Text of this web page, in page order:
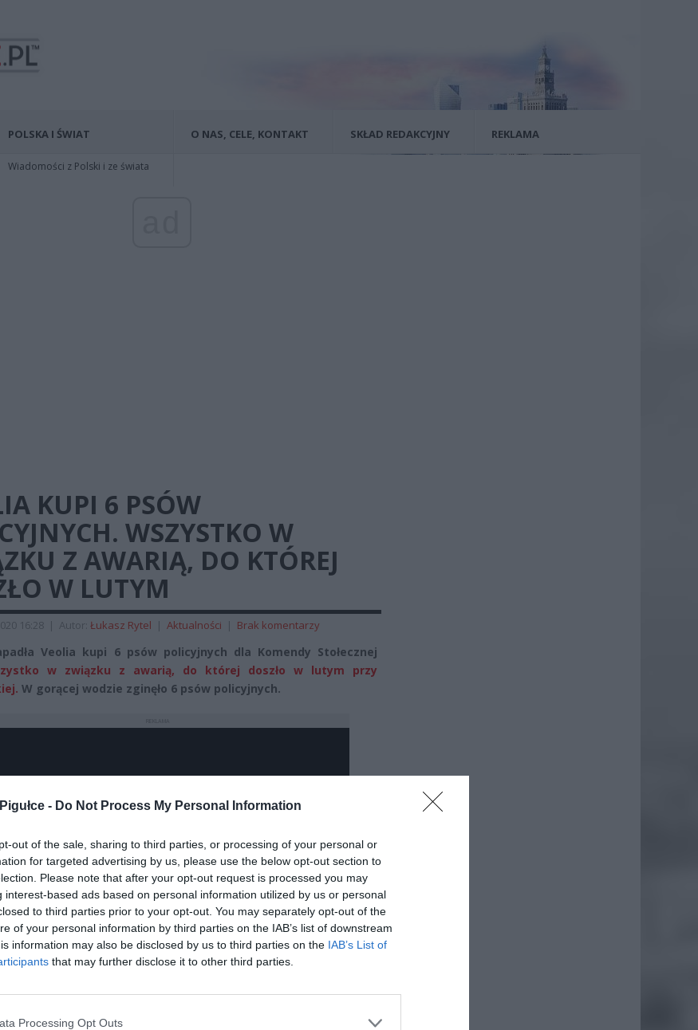
- Do Not Process My Personal Information
out of the sale, sharing to third parties, or processing of your personal or
for targeted advertising by us, please use the below opt-out section to
Please note that after your opt-out request is processed you may
interest-based ads based on personal information utilized by us or personal
to third parties prior to your opt-out. You may separately opt-out of the
of your personal information by third parties on the IAB’s list of downstream
information may also be disclosed by us to third parties on the IAB’s List of
that may further disclose it to other third parties.
Processing Opt Outs
POLSKA I ŚWIAT
Wiadomości z Polski i ze świata
O NAS, CELE, KONTAKT SKŁAD REDAKCYJNY REKLAMA
KUPI 6 PSÓW
WSZYSTKO W
Z AWARIĄ, DO KTÓREJ
W LUTYM
16:28 | Autor: Łukasz Rytel | Aktualności | Brak komentarzy
Veolia kupi 6 psów policyjnych dla Komendy Stołecznej
w związku z awarią, do której doszło w lutym przy
W gorącej wodzie zginęło 6 psów policyjnych.
Play
do preferowanych źródeł w Google